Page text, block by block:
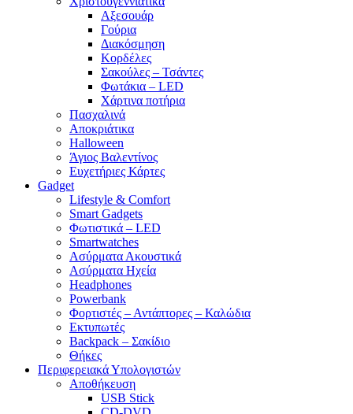
Αξεσουάρ
Γούρια
Διακόσμηση
Κορδέλες
Σακούλες – Τσάντες
Φωτάκια – LED
Χάρτινα ποτήρια
Πασχαλινά
Αποκριάτικα
Halloween
Άγιος Βαλεντίνος
Ευχετήριες Κάρτες
Gadget
Lifestyle & Comfort
Smart Gadgets
Φωτιστικά – LED
Smartwatches
Ασύρματα Ακουστικά
Ασύρματα Ηχεία
Headphones
Powerbank
Φορτιστές – Αντάπτορες – Καλώδια
Εκτυπωτές
Backpack – Σακίδιο
Θήκες
Περιφερειακά Υπολογιστών
Αποθήκευση
USB Stick